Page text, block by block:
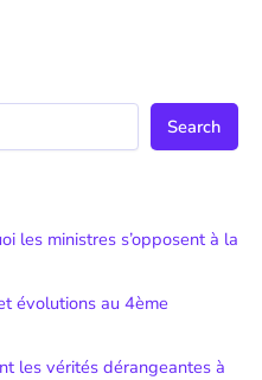
Search
les ministres s’opposent à la
évolutions au 4ème
les vérités dérangeantes à